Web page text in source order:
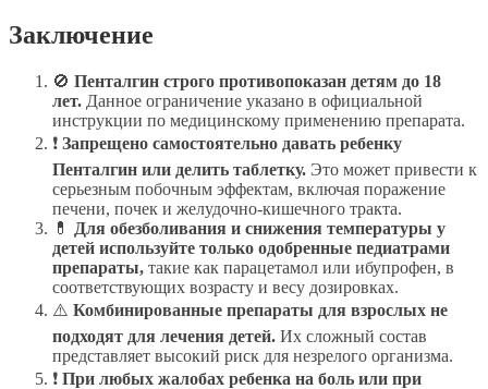
Заключение
🚫 Пенталгин строго противопоказан детям до 18
лет. Данное ограничение указано в официальной
инструкции по медицинскому применению препарата.
❗ Запрещено самостоятельно давать ребенку
Пенталгин или делить таблетку. Это может привести к
серьезным побочным эффектам, включая поражение
печени, почек и желудочно-кишечного тракта.
💊
Для обезболивания и снижения температуры у
детей используйте только одобренные педиатрами
препараты, такие как парацетамол или ибупрофен, в
соответствующих возрасту и весу дозировках.
⚠️ Комбинированные препараты для взрослых не
подходят для лечения детей. Их сложный состав
представляет высокий риск для незрелого организма.
❗ При любых жалобах ребенка на боль или при